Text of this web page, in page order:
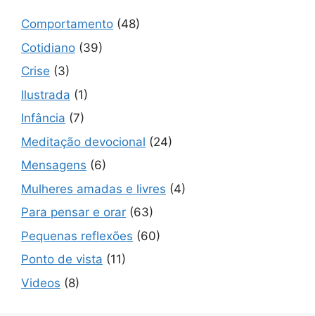
Comportamento (48)
Cotidiano (39)
Crise (3)
Ilustrada (1)
Infância (7)
Meditação devocional (24)
Mensagens (6)
Mulheres amadas e livres (4)
Para pensar e orar (63)
Pequenas reflexões (60)
Ponto de vista (11)
Videos (8)